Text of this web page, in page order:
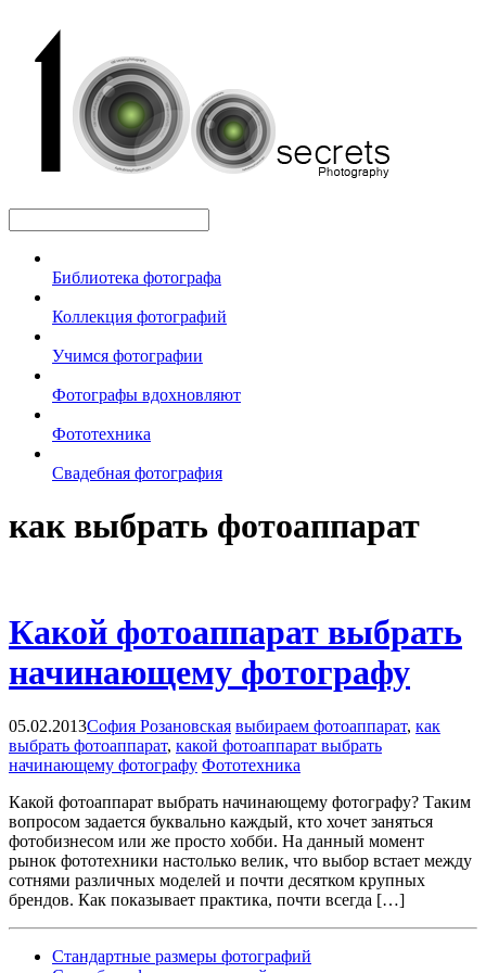
Библиотека фотографа
Коллекция фотографий
Учимся фотографии
Фотографы вдохновляют
Фототехника
Свадебная фотография
как выбрать фотоаппарат
Какой фотоаппарат выбрать
начинающему фотографу
05.02.2013София Розановская выбираем фотоаппарат, как
выбрать фотоаппарат, какой фотоаппарат выбрать
начинающему фотографу Фототехника
Какой фотоаппарат выбрать начинающему фотографу? Таким
вопросом задается буквально каждый, кто хочет заняться
фотобизнесом или же просто хобби. На данный момент
рынок фототехники настолько велик, что выбор встает между
сотнями различных моделей и почти десятком крупных
брендов. Как показывает практика, почти всегда […]
Cтандартные размеры фотографий